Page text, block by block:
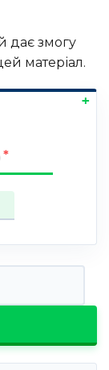
дає змогу
матеріал.